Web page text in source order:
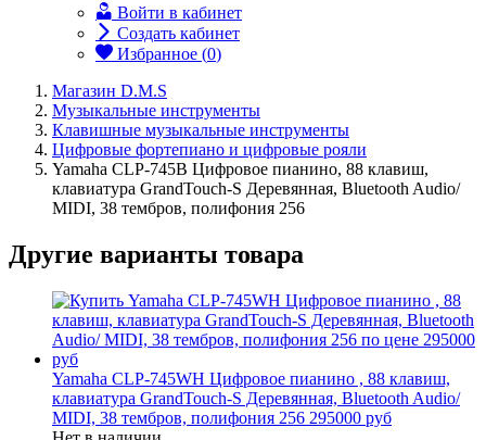
Войти в кабинет
Создать кабинет
Избранное (0)
Магазин D.M.S
Музыкальные инструменты
Клавишные музыкальные инструменты
Цифровые фортепиано и цифровые рояли
Yamaha CLP-745B Цифровое пианино, 88 клавиш,
клавиатура GrandTouch-S Деревянная, Bluetooth Audio/
MIDI, 38 тембров, полифония 256
Другие варианты товара
Yamaha CLP-745WH Цифровое пианино , 88 клавиш,
клавиатура GrandTouch-S Деревянная, Bluetooth Audio/
MIDI, 38 тембров, полифония 256 295000 руб